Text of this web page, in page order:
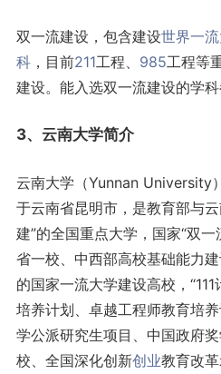
双一流建设，包含建设世界一
科，目前211工程、 985工程等
建设。能入选双一流建设的学科
3、云南大学简介
云南大学（Yunnan University
于云南省昆明市，是教育部与
建”的全国重点大学，国家“双
省一校、中西部高校基础能力
的国家一流大学建设高校，
培养计划、卓越工程师教育培
学公派研究生项目、中国政府
校、全国深化创新创业教育改